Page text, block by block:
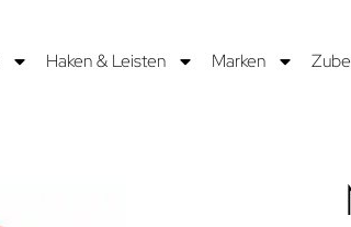
Haken & Leisten Marken